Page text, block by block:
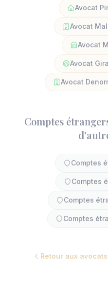
Avocat
Avocat
Avocat
Avocat
Avocat
Comptes
Comptes
Comptes
Comptes
Comptes
Retour aux